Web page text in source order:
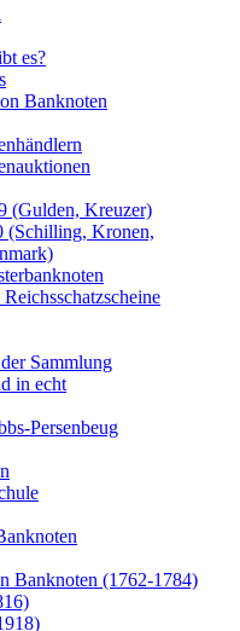
es?
Banknoten
(Gulden, Kreuzer)
(Schilling, Kronen,
Sammlung
in echt
Persenbeug
Banknoten (1762-1784)